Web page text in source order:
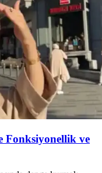
Fonksiyonellik ve